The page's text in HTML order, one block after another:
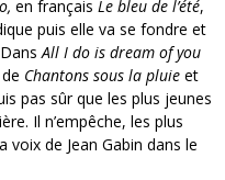
en français Le bleu de l’été,
puis elle va se fondre et
All I do is dream of you
Chantons sous la pluie et
pas sûr que les plus jeunes
Il n’empêche, les plus
de Jean Gabin dans le